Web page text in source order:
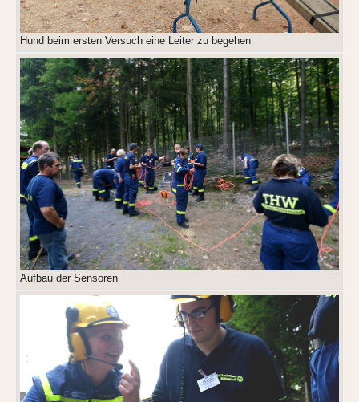
Hund beim ersten Versuch eine Leiter zu begehen
Aufbau der Sensoren